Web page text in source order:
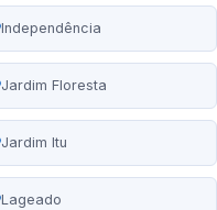
Independência
Jardim Floresta
Jardim Itu
Lageado